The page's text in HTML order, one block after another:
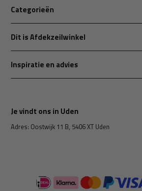
Categorieën
Dit is Afdekzeilwinkel
Inspiratie en advies
Je vindt ons in Uden
Adres: Oostwijk 11 B, 5406 XT Uden